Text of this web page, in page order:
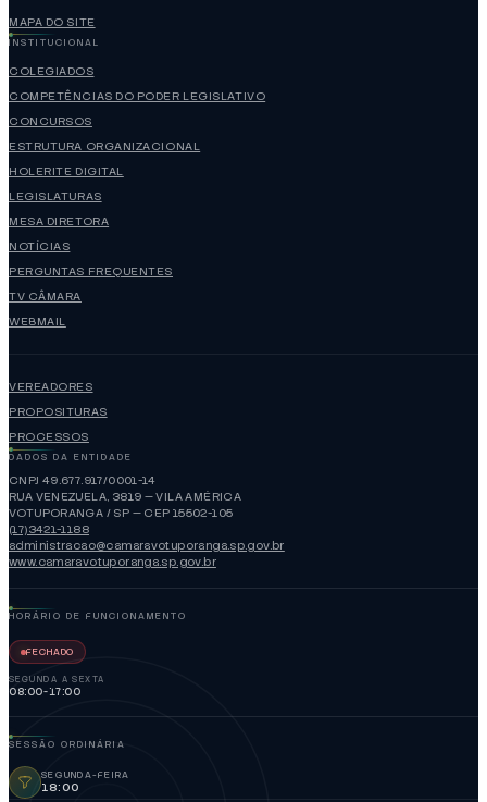
MAPA DO SITE
INSTITUCIONAL
COLEGIADOS
COMPETÊNCIAS DO PODER LEGISLATIVO
CONCURSOS
ESTRUTURA ORGANIZACIONAL
HOLERITE DIGITAL
LEGISLATURAS
MESA DIRETORA
NOTÍCIAS
PERGUNTAS FREQUENTES
TV CÂMARA
WEBMAIL
VEREADORES
PROPOSITURAS
PROCESSOS
DADOS DA ENTIDADE
CNPJ 49.677.917/0001-14
RUA VENEZUELA, 3819 — VILA AMÉRICA
VOTUPORANGA / SP — CEP 15502-105
(17)3421-1188
administracao@camaravotuporanga.sp.gov.br
www.camaravotuporanga.sp.gov.br
HORÁRIO DE FUNCIONAMENTO
FECHADO
SEGUNDA A SEXTA
08:00-17:00
SESSÃO ORDINÁRIA
SEGUNDA-FEIRA
18:00